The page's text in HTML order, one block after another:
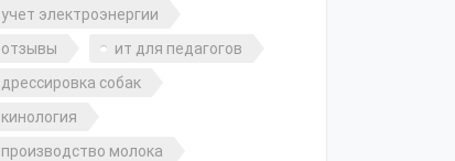
учет электроэнергии
отзывы
ит для педагогов
дрессировка собак
кинология
производство молока